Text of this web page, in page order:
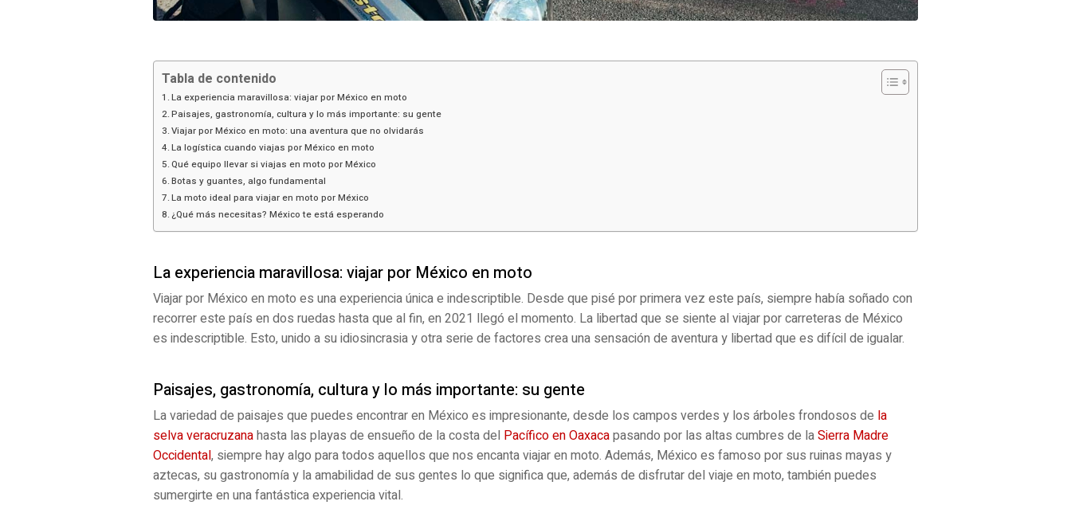
Tabla de contenido
La experiencia maravillosa: viajar por México en moto
Paisajes, gastronomía, cultura y lo más importante: su gente
Viajar por México en moto: una aventura que no olvidarás
La logística cuando viajas por México en moto
Qué equipo llevar si viajas en moto por México
Botas y guantes, algo fundamental
La moto ideal para viajar en moto por México
¿Qué más necesitas? México te está esperando
La experiencia maravillosa: viajar por México en moto
Viajar por México en moto es una experiencia única e indescriptible. Desde que pisé por primera vez este país, siempre había soñado con
recorrer este país en dos ruedas hasta que al fin, en 2021 llegó el momento. La libertad que se siente al viajar por carreteras de México
es indescriptible. Esto, unido a su idiosincrasia y otra serie de factores crea una sensación de aventura y libertad que es difícil de igualar.
Paisajes, gastronomía, cultura y lo más importante: su gente
La variedad de paisajes que puedes encontrar en México es impresionante, desde los campos verdes y los árboles frondosos de la
selva veracruzanahasta las playas de ensueño de la costa del Pacífico en Oaxacapasando por las altas cumbres de laSierra Madre
Occidental, siempre hay algo para todos aquellos que nos encanta viajar en moto. Además, México es famoso por sus ruinas mayas y
aztecas, su gastronomía y la amabilidad de sus gentes lo que significa que, además de disfrutar del viaje en moto, también puedes
sumergirte en una fantástica experiencia vital.